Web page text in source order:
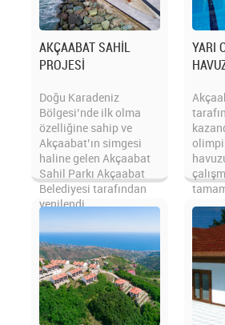
AKÇAABAT SAHİL
PROJESİ
Doğu Karadeniz
Bölgesi’nde ilk olma
özelliğine sahip ve
Akçaabat’ın simgesi
haline gelen Akçaabat
Sahil Parkı Akçaabat
Belediyesi tarafından
yenilendi...
YARI